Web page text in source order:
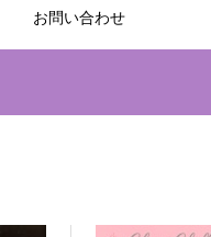
お問い合わせ